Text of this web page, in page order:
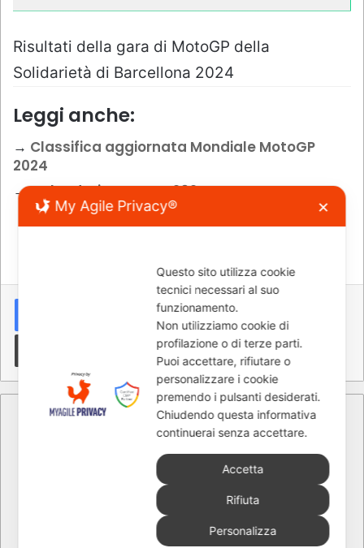
Risultati della gara di MotoGP della
Solidarietà di Barcellona 2024
Leggi anche:
→ Classifica aggiornata Mondiale MotoGP
2024
→Calendario MotoGP 2024
LinkedInTumblr PinterestReddit
Giuseppe Di Gangi
My Agile Privacy® ✕
Questo sito utilizza cookie
tecnici necessari al suo
funzionamento.
Non utilizziamo cookie di
profilazione o di terze parti.
Puoi accettare, rifiutare o
personalizzare i cookie
premendo i pulsanti desiderati.
Chiudendo questa informativa
continuerai senza accettare.
Accetta
Rifiuta
Personalizza